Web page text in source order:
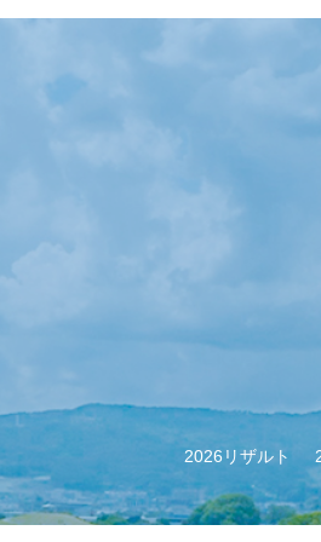
【会議報告】諏訪地域６市町村
2026リザルト